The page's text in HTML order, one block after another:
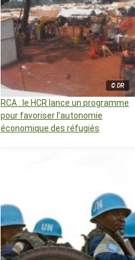
© DR
RCA : le HCR lance un programme
pour favoriser l’autonomie
économique des réfugiés